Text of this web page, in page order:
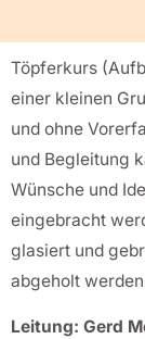
Töpferkurs
einer kleinen
und ohne
und Begleitung
Wünsche und
eingebracht
glasiert und
abgeholt
Leitung: Gerd